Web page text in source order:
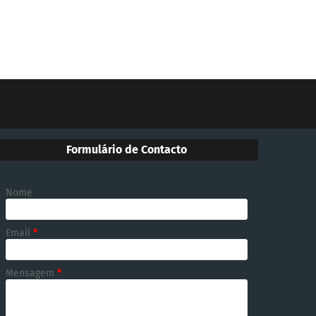
Formulário de Contacto
Nome
Email *
Mensagem *